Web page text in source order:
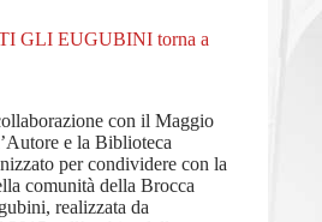
GLI EUGUBINI torna a
con il Maggio
e la Biblioteca
per condividere con la
comunità della Brocca
realizzata da